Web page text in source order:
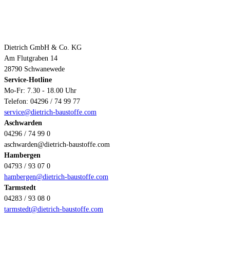
Dietrich GmbH & Co. KG
Am Flutgraben 14
28790 Schwanewede
Service-Hotline
Mo-Fr: 7.30 - 18.00 Uhr
Telefon: 04296 / 74 99 77
service@dietrich-baustoffe.com
Aschwarden
04296 / 74 99 0
aschwarden@dietrich-baustoffe.com
Hambergen
04793 / 93 07 0
hambergen@dietrich-baustoffe.com
Tarmstedt
04283 / 93 08 0
tarmstedt@dietrich-baustoffe.com